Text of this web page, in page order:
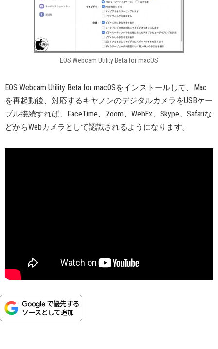
EOS Webcam Utility Beta for macOS
EOS Webcam Utility Beta for macOSをインストールして、Mac
を再起動後、対応するキヤノンのデジタルカメラをUSBケー
ブル接続すれば、FaceTime、Zoom、WebEx、Skype、Safariな
どからWebカメラとして認識されるようになります。